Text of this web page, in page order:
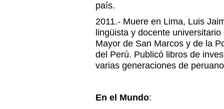
país.
2011.- Muere en Lima, Luis
lingüista y docente
Mayor de San Marcos y de la
del Perú. Publicó libros de
varias generaciones de
En el Mundo: